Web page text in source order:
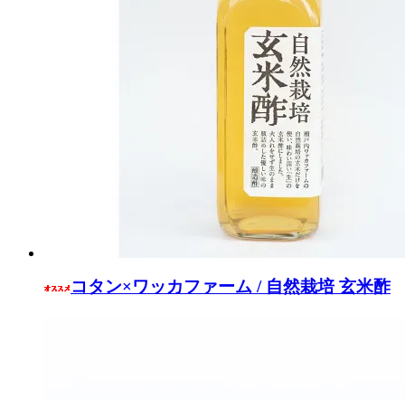
コタン×ワッカファーム / 自然栽培 玄米酢